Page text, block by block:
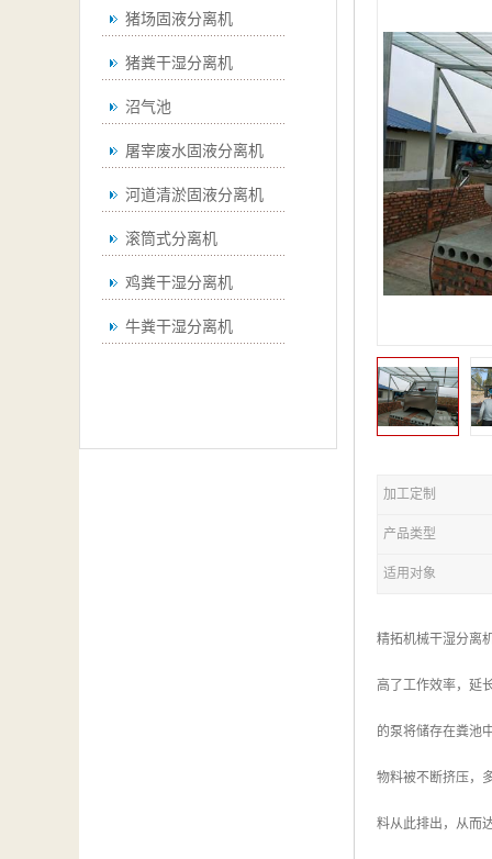
猪场固液分离机
猪粪干湿分离机
沼气池
屠宰废水固液分离机
河道清淤固液分离机
滚筒式分离机
鸡粪干湿分离机
牛粪干湿分离机
加工定制
产品类型
适用对象
精拓机械干湿分离
高了工作效率，延
的泵将储存在粪池
物料被不断挤压，
料从此排出，从而